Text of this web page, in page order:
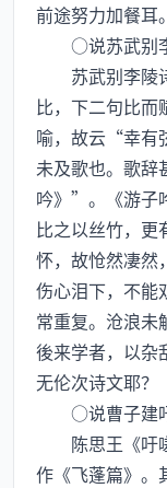
前途努力加餐耳
○说苏武别
苏武别李陵
比，下二句比而
喻，故云“幸有
未及歌也。歌
吟》”。《游子
比之以丝竹，更
怀，故怆然凄然
伤心泪下，不能
常重复。沧浪
後来学者，以杂
无伦次诗文耶？
○说曹子建
陈思王《吁嗟
作《飞蓬篇》